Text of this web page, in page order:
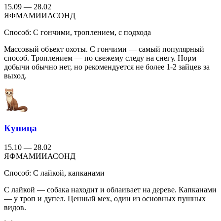
15.09 — 28.02
ЯФМАМИИАСОНД
Способ: С гончими, троплением, с подхода
Массовый объект охоты. С гончими — самый популярный
способ. Троплением — по свежему следу на снегу. Норм
добычи обычно нет, но рекомендуется не более 1-2 зайцев за
выход.
Куница
15.10 — 28.02
ЯФМАМИИАСОНД
Способ: С лайкой, капканами
С лайкой — собака находит и облаивает на дереве. Капканами
— у троп и дупел. Ценный мех, один из основных пушных
видов.